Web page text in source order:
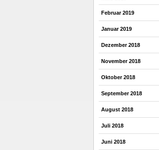
Februar 2019
Januar 2019
Dezember 2018
November 2018
Oktober 2018
September 2018
August 2018
Juli 2018
Juni 2018